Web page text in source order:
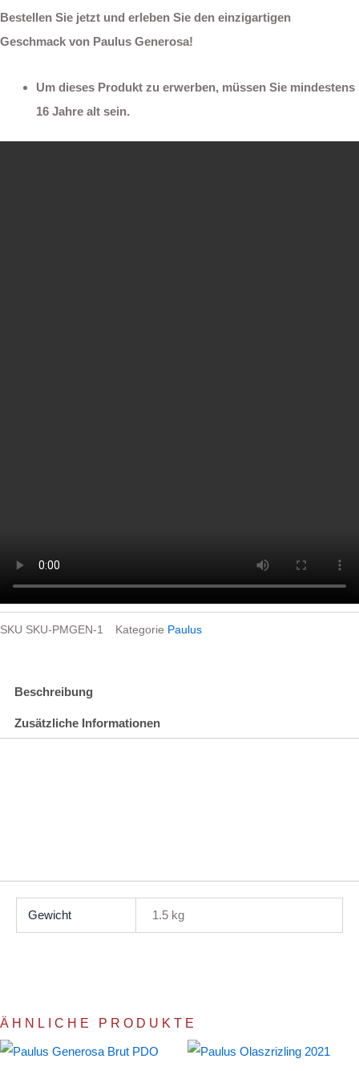
Bestellen Sie jetzt und erleben Sie den einzigartigen
Geschmack von Paulus Generosa!
Um dieses Produkt zu erwerben, müssen Sie mindestens
16 Jahre alt sein.
SKU SKU-PMGEN-1 Kategorie Paulus
Beschreibung
Zusätzliche Informationen
Gewicht 1.5 kg
ÄHNLICHE PRODUKTE